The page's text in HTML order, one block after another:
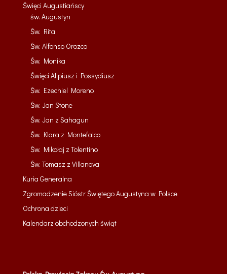
Święci Augustiańscy
św. Augustyn
Św. Rita
Św. Alfonso Orozco
Św. Monika
Święci Alipiusz i Possydiusz
Św. Ezechiel Moreno
Św. Jan Stone
Św. Jan z Sahagun
Św. Klara z Montefalco
Św. Mikołaj z Tolentino
Św. Tomasz z Villanova
Kuria Generalna
Zgromadzenie Sióstr Świętego Augustyna w Polsce
Ochrona dzieci
Kalendarz obchodzonych świąt